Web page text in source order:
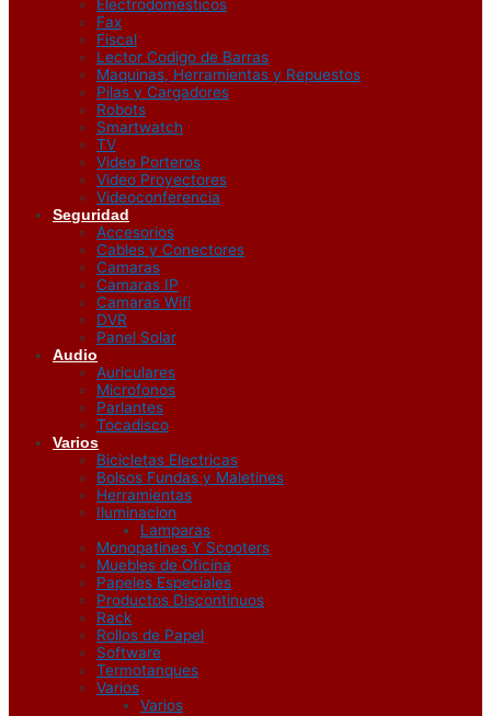
Electrodomesticos
Fax
Fiscal
Lector Codigo de Barras
Maquinas, Herramientas y Repuestos
Pilas y Cargadores
Robots
Smartwatch
TV
Video Porteros
Video Proyectores
Videoconferencia
Seguridad
Accesorios
Cables y Conectores
Camaras
Camaras IP
Camaras Wifi
DVR
Panel Solar
Audio
Auriculares
Microfonos
Parlantes
Tocadisco
Varios
Bicicletas Electricas
Bolsos Fundas y Maletines
Herramientas
Iluminacion
Lamparas
Monopatines Y Scooters
Muebles de Oficina
Papeles Especiales
Productos Discontinuos
Rack
Rollos de Papel
Software
Termotanques
Varios
Varios